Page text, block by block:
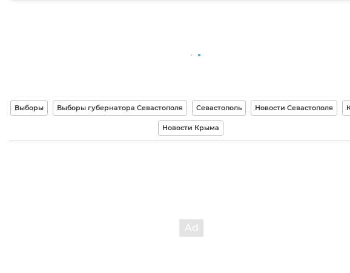
Выборы Выборы губернатора Севастополя Севастополь Новости Севастополя
Новости Крыма